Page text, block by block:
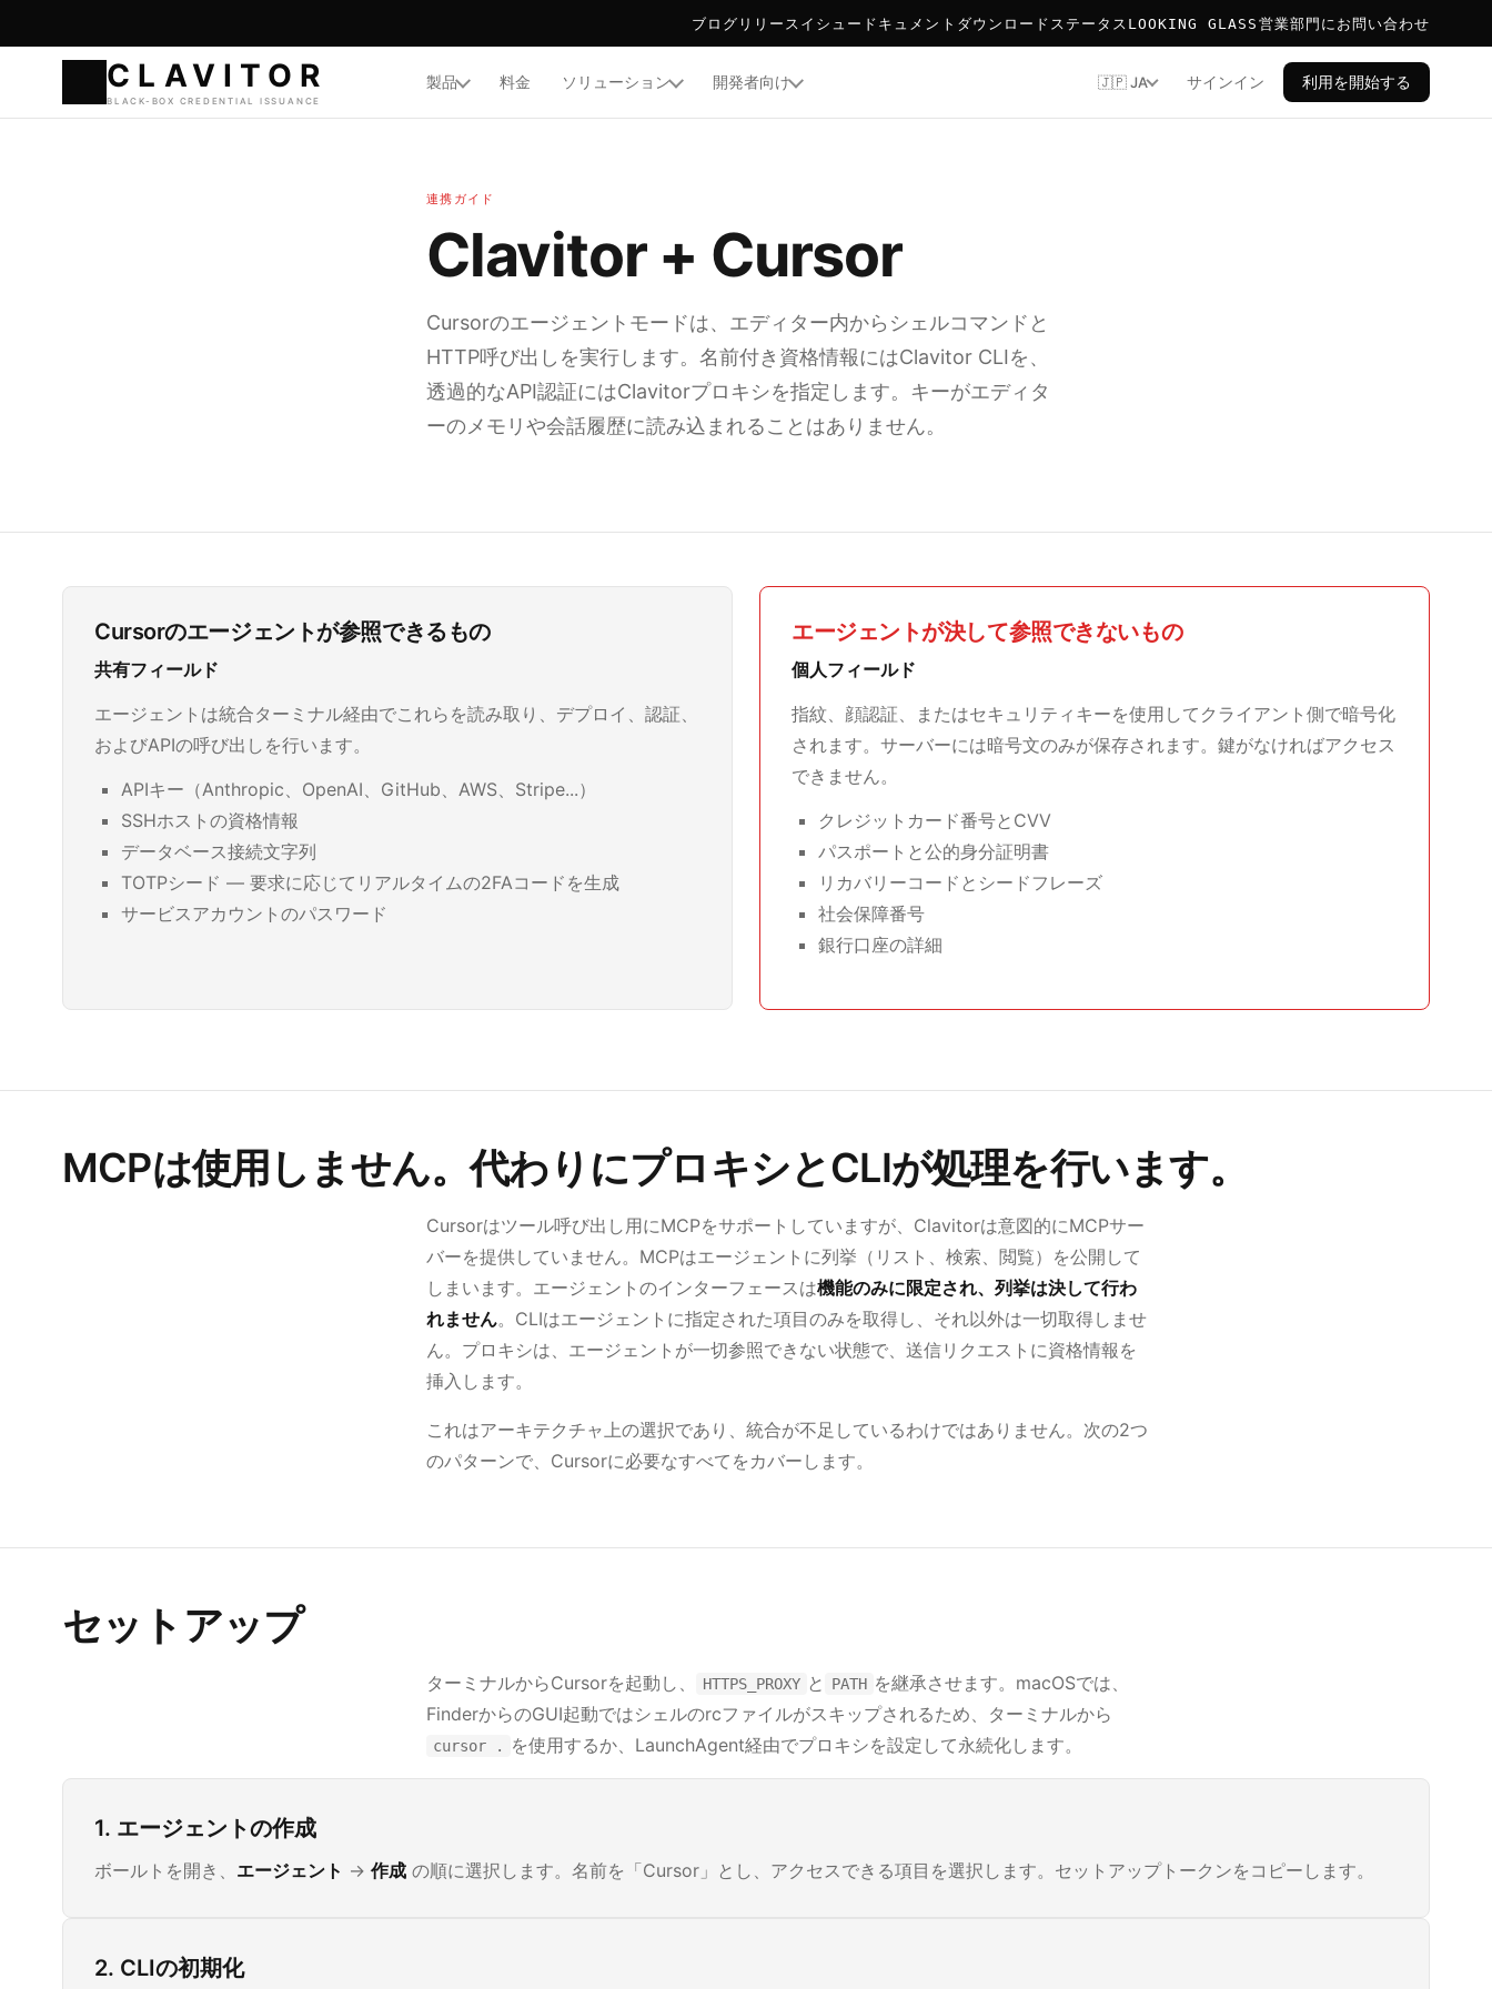
ブログ リリース イシュー ドキュメント ダウンロード ステータス LOOKING GLASS 営業部門にお問い合わせ
BLACK-BOX CREDENTIAL ISSUANCE
製品 料金 ソリューション 開発者向け 🇯🇵 JA サインイン 利用を開始する
連携ガイド
Clavitor + Cursor
Cursorのエージェントモードは、エディター内からシェルコマンドと
HTTP呼び出しを実行します。名前付き資格情報にはClavitor CLIを、
透過的なAPI認証にはClavitorプロキシを指定します。キーがエディタ
ーのメモリや会話履歴に読み込まれることはありません。
Cursorのエージェントが参照できるもの
共有フィールド
エージェントは統合ターミナル経由でこれらを読み取り、デプロイ、認証、
およびAPIの呼び出しを行います。
APIキー（Anthropic、OpenAI、GitHub、AWS、Stripe...）
SSHホストの資格情報
データベース接続文字列
TOTPシード — 要求に応じてリアルタイムの2FAコードを生成
サービスアカウントのパスワード
エージェントが決して参照できないもの
個人フィールド
指紋、顔認証、またはセキュリティキーを使用してクライアント側で暗号化
されます。サーバーには暗号文のみが保存されます。鍵がなければアクセス
できません。
クレジットカード番号とCVV
パスポートと公的身分証明書
リカバリーコードとシードフレーズ
社会保障番号
銀行口座の詳細
MCPは使用しません。代わりにプロキシとCLIが処理を行います。
Cursorはツール呼び出し用にMCPをサポートしていますが、Clavitorは意図的にMCPサー
バーを提供していません。MCPはエージェントに列挙（リスト、検索、閲覧）を公開して
しまいます。エージェントのインターフェースは機能のみに限定され、列挙は決して行わ
れません。CLIはエージェントに指定された項目のみを取得し、それ以外は一切取得しませ
ん。プロキシは、エージェントが一切参照できない状態で、送信リクエストに資格情報を
挿入します。
これはアーキテクチャ上の選択であり、統合が不足しているわけではありません。次の2つ
のパターンで、Cursorに必要なすべてをカバーします。
セットアップ
ターミナルからCursorを起動し、 HTTPS_PROXY と PATH を継承させます。macOSでは、
FinderからのGUI起動ではシェルのrcファイルがスキップされるため、ターミナルから
cursor . を使用するか、LaunchAgent経由でプロキシを設定して永続化します。
1. エージェントの作成
ボールトを開き、 エージェント → 作成 の順に選択します。名前を「Cursor」とし、アクセスできる項目を選択します。セットアップトークンをコピーします。
2. CLIの初期化